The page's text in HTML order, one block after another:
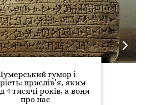
гумор і
прислів’я, яким
4 тисячі років, а вони
про нас